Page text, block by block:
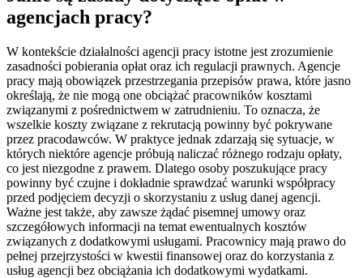
agencjach pracy?
W kontekście działalności agencji pracy istotne jest zrozumienie
zasadności pobierania opłat oraz ich regulacji prawnych. Agencje
pracy mają obowiązek przestrzegania przepisów prawa, które jasno
określają, że nie mogą one obciążać pracowników kosztami
związanymi z pośrednictwem w zatrudnieniu. To oznacza, że
wszelkie koszty związane z rekrutacją powinny być pokrywane
przez pracodawców. W praktyce jednak zdarzają się sytuacje, w
których niektóre agencje próbują naliczać różnego rodzaju opłaty,
co jest niezgodne z prawem. Dlatego osoby poszukujące pracy
powinny być czujne i dokładnie sprawdzać warunki współpracy
przed podjęciem decyzji o skorzystaniu z usług danej agencji.
Ważne jest także, aby zawsze żądać pisemnej umowy oraz
szczegółowych informacji na temat ewentualnych kosztów
związanych z dodatkowymi usługami. Pracownicy mają prawo do
pełnej przejrzystości w kwestii finansowej oraz do korzystania z
usług agencji bez obciążania ich dodatkowymi wydatkami.